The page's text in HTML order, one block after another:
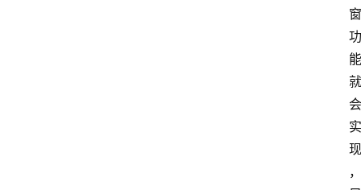
窗
功
能
就
会
实
现
，